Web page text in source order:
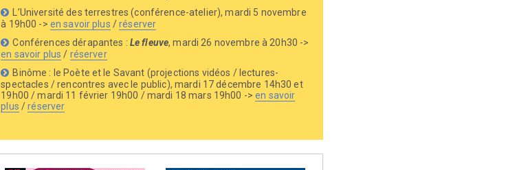
L’Université des terrestres (conférence-atelier), mardi 5 novembre
à 19h00 -> en savoir plus /réserver
Conférences dérapantes : Le fleuve, mardi 26 novembre à 20h30 ->
en savoir plus / réserver
Binôme : le Poète et le Savant (projections vidéos / lectures-
spectacles / rencontres avec le public), mardi 17 décembre 14h30 et
19h00 / mardi 11 février 19h00 / mardi 18 mars 19h00 ->en savoir
plus /réserver